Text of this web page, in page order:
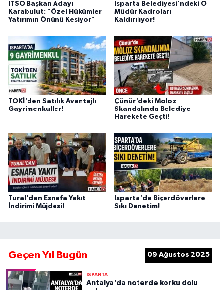
ITSO Başkan Adayı
Karabulut: "Özel Hükümler
Yatırımın Önünü Kesiyor"
Isparta Belediyesi'ndeki O
Müdür Kadroları
Kaldırılıyor!
TOKİ'den Satılık Avantajlı
Gayrimenkuller!
Çünür'deki Moloz
Skandalında Belediye
Harekete Geçti!
Tural'dan Esnafa Yakıt
İndirimi Müjdesi!
Isparta'da Biçerdöverlere
Sıkı Denetim!
Geçen Yıl Bugün 09 Ağustos 2025
ISPARTA
Antalya'da noterde korku dolu